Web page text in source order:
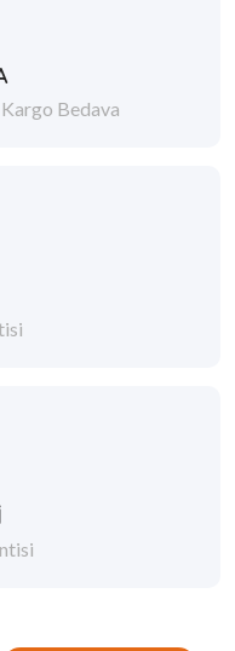
Bedava